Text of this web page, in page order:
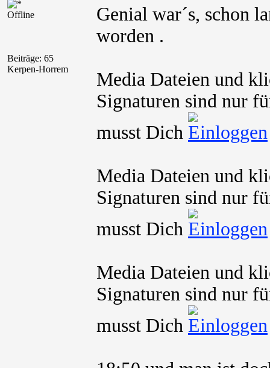
Offline
Beiträge: 65
Kerpen-Horrem
Genial war´s, schon
worden .
Media Dateien und
Signaturen sind nur
musst Dich
Media Dateien und
Signaturen sind nur
musst Dich
Media Dateien und
Signaturen sind nur
musst Dich